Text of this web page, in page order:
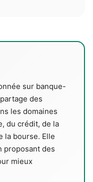
sur banque-
des
les domaines
du crédit, de la
la bourse. Elle
proposant des
mieux